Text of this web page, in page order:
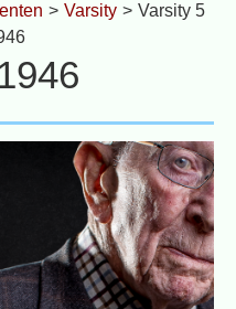
> Varsity > Varsity 5